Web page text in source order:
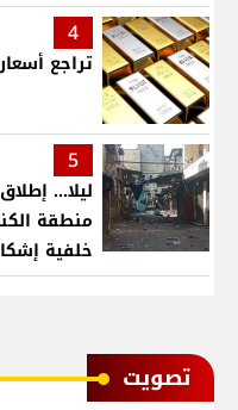
4
تراجع
5
ليلا...
منطقة
خلفية
ﺗﺼﻮﻳﺖ